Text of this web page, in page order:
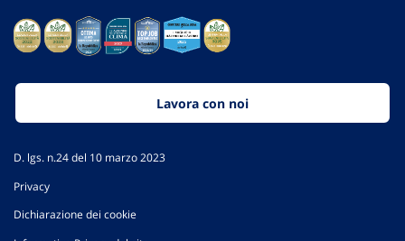
Lavora con noi
D. lgs. n.24 del 10 marzo 2023
Privacy
Dichiarazione dei cookie